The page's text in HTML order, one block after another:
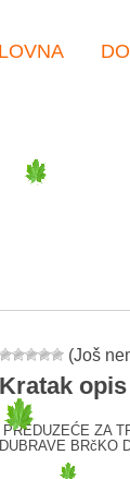
(Još
Kratak
PREDUZEĆE ZA
DUBRAVE BRčKO